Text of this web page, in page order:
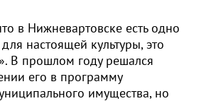
в Нижневартовске есть одно
настоящей культуры, это
В прошлом году решался
его в программу
имущества, но